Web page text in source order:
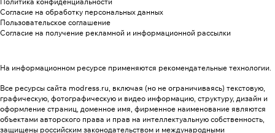
Согласие на обработку персональных данных
Пользовательское соглашение
Согласие на получение рекламной и информационной рассылки
На информационном ресурсе применяются рекомендательные технологии.
Все ресурсы сайта modress.ru, включая (но не ограничиваясь) текстовую,
графическую, фотографическую и видео информацию, структуру, дизайн и
оформление страниц, доменное имя, фирменное наименование являются
объектами авторского права и прав на интеллектуальную собственность,
защищены российским законодательством и международными